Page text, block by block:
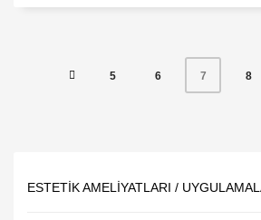
5 6 7 8
ESTETIK AMELIYATLARI /